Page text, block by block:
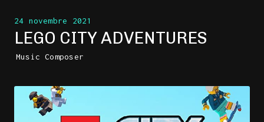
24 novembre 2021
LEGO CITY ADVENTURES
Music Composer